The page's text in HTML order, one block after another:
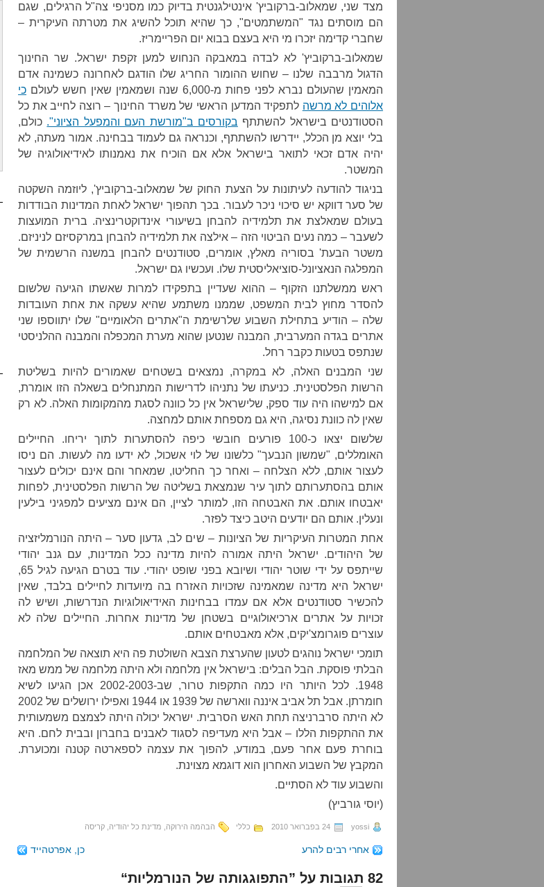
מצד שני, שמאלוב-ברקוביץ' אינטילגנטית בדיוק כמו מסניפי צה"ל הרגילים, שגם
הם מוסתים נגד "המשתמטים", כך שהיא תוכל להשיג את מטרתה העיקרית –
שחברי קדימה יזכרו מי היא בעצם בבוא יום הפריימריז.
שמאלוב-ברקוביץ' לא לבדה במאבקה הנחוש למען זקפת ישראל. שר החינוך
הדגול מרבבה שלנו – שחוש ההומור החריג שלו הודגם לאחרונה כשמינה אדם
המאמין שהעולם נברא לפני פחות מ-6,000 שנה ושמאמין שאין חשש לעולם
כי
אלוהים לא מרשה לתפקיד המדען הראשי של משרד החינוך – רוצה לחייב את כל
הסטודנטים בישראל להשתתף בקורסים ב"מורשת העם והמפעל הציוני". כולם,
בלי יוצא מן הכלל, יידרשו להשתתף, וכנראה גם לעמוד בבחינה. אמור מעתה, לא
יהיה אדם זכאי לתואר בישראל אלא אם הוכיח את נאמנותו לאידיאולוגיה של
המשטר.
בניגוד להודעה לעיתונות על הצעת החוק של שמאלוב-ברקוביץ', ליוזמה השקטה
של סער דווקא יש סיכוי ניכר לעבור. בכך תהפוך ישראל לאחת המדינות הבודדות
בעולם שמאלצת את תלמידיה להבחן בשיעורי אינדוקטרינציה. ברית המועצות
לשעבר – כמה נעים הביטוי הזה – אילצה את תלמידיה להבחן במרקסיזם לניניזם.
משטר הבעת' בסוריה מאלץ, אומרים, סטודנטים להבחן במשנה הרשמית של
המפלגה הנאציונל-סוציאליסטית שלו. ועכשיו גם ישראל.
ראש ממשלתנו הזקוף – ההוא שעדיין בתפקידו למרות שאשתו הגיעה שלשום
להסדר מחוץ לבית המשפט, שממנו משתמע שהיא עשקה את אחת העובדות
שלה – הודיע בתחילת השבוע שלרשימת ה"אתרים הלאומיים" שלו יתווספו שני
אתרים בגדה המערבית, המבנה שנטען שהוא מערת המכפלה והמבנה ההלניסטי
שנתפס בטעות כקבר רחל.
שני המבנים האלה, לא במקרה, נמצאים בשטחים שאמורים להיות בשליטת
הרשות הפלסטינית. כניעתו של נתניהו לדרישות המתנחלים בשאלה הזו אומרת,
אם למישהו היה עוד ספק, שלישראל אין כל כוונה לסגת מהמקומות האלה. לא רק
שאין לה כוונת נסיגה, היא גם מספחת אותם למחצה.
שלשום יצאו כ-100 פורעים חובשי כיפה להסתערות לתוך יריחו. החיילים
האומללים, "שמשון הנבעך" כלשונו של לוי אשכול, לא ידעו מה לעשות. הם ניסו
לעצור אותם, ללא הצלחה – ואחר כך החליטו, שמאחר והם אינם יכולים לעצור
אותם בהסתערותם לתוך עיר שנמצאת בשליטה של הרשות הפלסטינית, לפחות
יאבטחו אותם. את האבטחה הזו, למותר לציין, הם אינם מציעים למפגיני בילעין
ונעלין. אותם הם יודעים היטב כיצד לפזר.
אחת המטרות העיקריות של הציונות – שים לב, גדעון סער – היתה הנורמליזציה
של היהודים. ישראל היתה אמורה להיות מדינה ככל המדינות, עם גנב יהודי
שייתפס על ידי שוטר יהודי ושיובא בפני שופט יהודי. עוד בטרם הגיעה לגיל 65,
ישראל היא מדינה שמאמינה שזכויות האזרח בה מיועדות לחיילים בלבד, שאין
להכשיר סטודנטים אלא אם עמדו בבחינות האידיאולוגיות הנדרשות, ושיש לה
זכויות על אתרים ארכיאולוגיים בשטחן של מדינות אחרות. החיילים שלה לא
עוצרים פוגרומצ'יקים, אלא מאבטחים אותם.
תומכי ישראל נוהגים לטעון שהערצת הצבא השולטת פה היא תוצאה של המלחמה
הבלתי פוסקת. הבל הבלים: בישראל אין מלחמה ולא היתה מלחמה של ממש מאז
1948. לכל היותר היו כמה התקפות טרור, שב-2002-2003 אכן הגיעו לשיא
חומרתן. אבל תל אביב איננה ווארשה של 1939 או 1944 ואפילו ירושלים של 2002
לא היתה סרברניצה תחת האש הסרבית. ישראל יכולה היתה לצמצם משמעותית
את ההתקפות הללו – אבל היא מעדיפה לסגוד לאבנים בחברון ובבית לחם. היא
בוחרת פעם אחר פעם, במודע, להפוך את עצמה לספארטה קטנה ומכוערת.
המקבץ של השבוע האחרון הוא דוגמא מצוינת.
והשבוע עוד לא הסתיים.
(יוסי גורביץ)
yossi 24 בפברואר 2010 כללי הבהמה הירוקה מדינת כל יהודיה קריסה
אחרי רבים להרע כן, אפרטהייד
82 תגובות על ”התפוגגותה של הנורמליות“